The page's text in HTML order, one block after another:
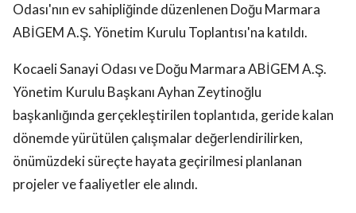
Odası'nın ev sahipliğinde düzenlenen Doğu Marmara
ABİGEM A.Ş. Yönetim Kurulu Toplantısı'na katıldı.
Kocaeli Sanayi Odası ve Doğu Marmara ABİGEM A.Ş.
Yönetim Kurulu Başkanı Ayhan Zeytinoğlu
başkanlığında gerçekleştirilen toplantıda, geride kalan
dönemde yürütülen çalışmalar değerlendirilirken,
önümüzdeki süreçte hayata geçirilmesi planlanan
projeler ve faaliyetler ele alındı.